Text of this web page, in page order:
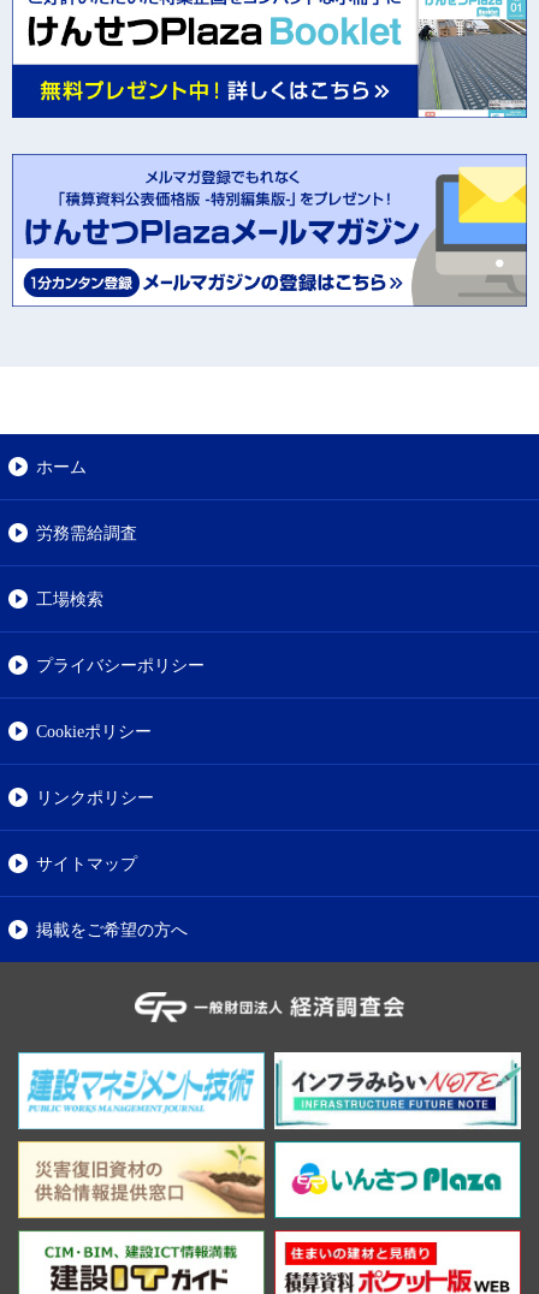
ホーム
労務需給調査
工場検索
プライバシーポリシー
Cookieポリシー
リンクポリシー
サイトマップ
掲載をご希望の方へ